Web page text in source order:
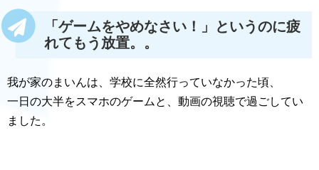
「ゲームをやめなさい！」というのに疲
れてもう放置。。
我が家のまいんは、学校に全然行っていなかった頃、
一日の大半をスマホのゲームと、動画の視聴で過ごしてい
ました。